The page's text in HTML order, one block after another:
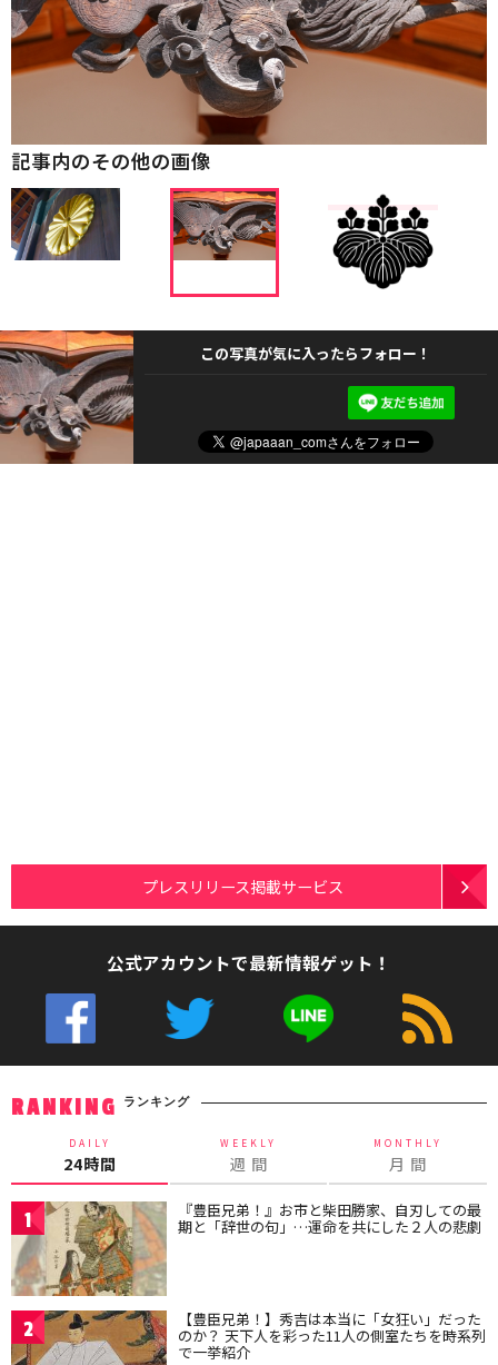
記事内のその他の画像
この写真が気に入ったらフォロー！
プレスリリース掲載サービス
公式アカウントで最新情報ゲット！
RANKING ランキング
DAILY
24時間
WEEKLY
週 間
MONTHLY
月 間
1 『豊臣兄弟！』お市と柴田勝家、自刃しての最
期と「辞世の句」…運命を共にした２人の悲劇
2 【豊臣兄弟！】秀吉は本当に「女狂い」だった
のか？ 天下人を彩った11人の側室たちを時系列
で一挙紹介